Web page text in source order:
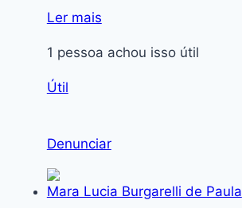
Ler mais
1 pessoa achou isso útil
Útil
Denunciar
Mara Lucia Burgarelli de Paula